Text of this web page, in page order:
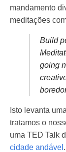
mandamento
meditações
Build
going
Isto levanta
tratamos o
uma TED Talk
cidade andável